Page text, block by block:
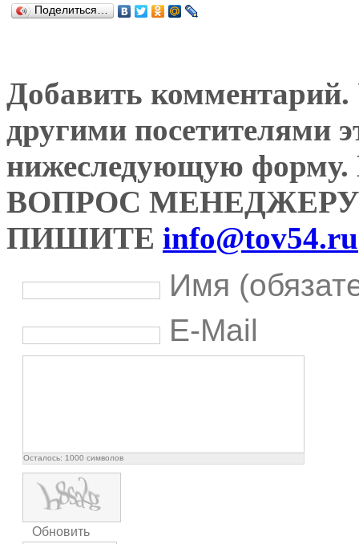
Поделиться…
Добавить комментарий.
другими посетителями
нижеследующую
ВОПРОС
ПИШИТЕ info@tov54.ru
Имя
E-Mail
Осталось: 1000 символов
Обновить